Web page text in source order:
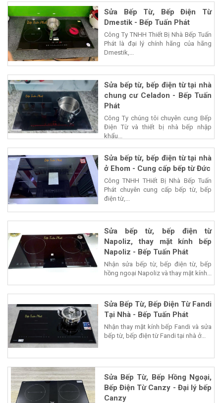
Sửa Bếp Từ, Bếp Điện Từ
Dmestik - Bếp Tuấn Phát
Công Ty TNHH Thiết Bị Nhà Bếp Tuấn
Phát là đại lý chính hãng của hãng
Dmestik,...
Sửa bếp từ, bếp điện từ tại nhà
chung cư Celadon - Bếp Tuấn
Phát
Công Ty chúng tôi chuyên cung Bếp
Điện Từ và thiết bị nhà bếp nhập
khẩu...
Sửa bếp từ, bếp điện từ tại nhà
ở Ehom - Cung cấp bếp từ Đức
Công TNHH THiết Bị Nhà Bếp Tuấn
Phát chuyên cung cấp bếp từ, bếp
điện từ,...
Sửa bếp từ, bếp điện từ
Napoliz, thay mặt kính bếp
Napoliz - Bếp Tuấn Phát
Nhận sửa bếp từ, bếp điện từ, bếp
hồng ngoại Napoliz và thay mặt kính...
Sửa Bếp Từ, Bếp Điện Từ Fandi
Tại Nhà - Bếp Tuấn Phát
Nhận thay mặt kính bếp Fandi và sửa
bếp từ, bếp điện từ Fandi tại nhà ở...
Sửa Bếp Từ, Bếp Hồng Ngoại,
Bếp Điện Từ Canzy - Đại lý bếp
Canzy